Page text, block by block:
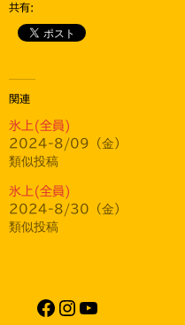
共有:
関連
氷上(全員)
2024-8/09（金）
類似投稿
氷上(全員)
2024-8/30（金）
類似投稿
Facebook
Instagram
YouTube